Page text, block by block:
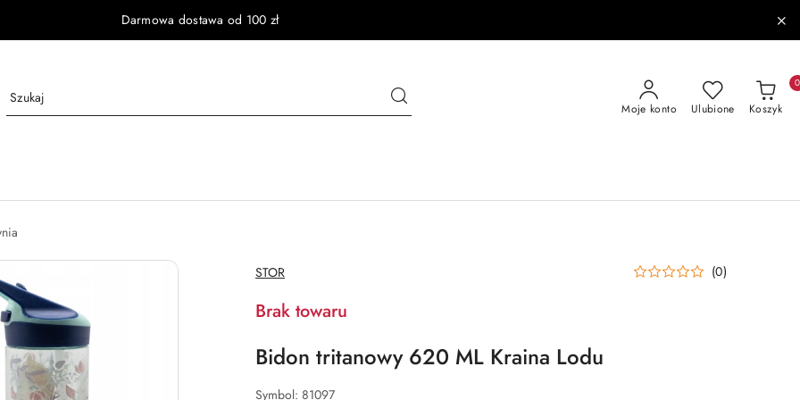
Darmowa dostawa od 100 zł
Moje konto Ulubione Koszyk
0
NAZWA
PRODUCENTA:
STOR (0)
Brak towaru
Bidon tritanowy 620 ML Kraina Lodu
Symbol: 81097